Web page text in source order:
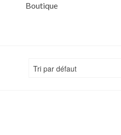
Boutique
Tri par défaut